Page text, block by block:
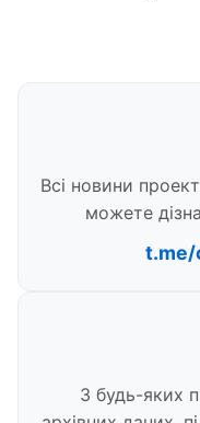
Всі новини
можете
t.me/
З будь-яких